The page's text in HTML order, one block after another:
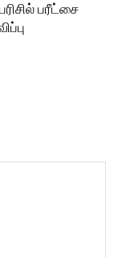
பரீட்சை